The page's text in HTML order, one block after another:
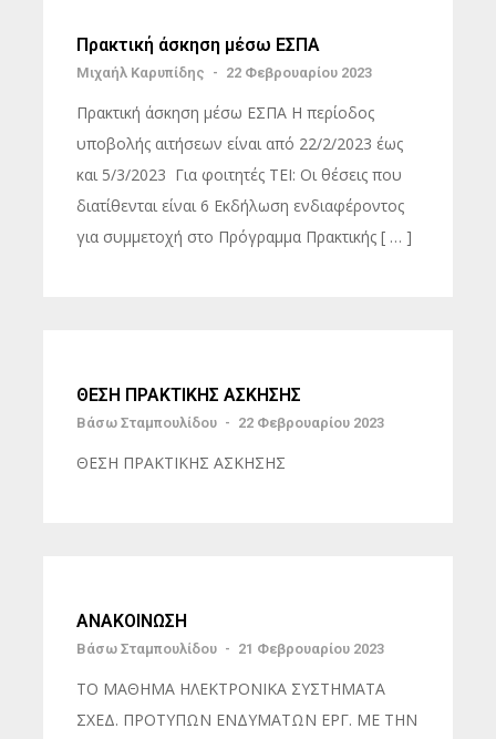
Πρακτική άσκηση μέσω ΕΣΠΑ
Μιχαήλ Καρυπίδης - 22 Φεβρουαρίου 2023
Πρακτική άσκηση μέσω ΕΣΠΑ Η περίοδος
υποβολής αιτήσεων είναι από 22/2/2023 έως
και 5/3/2023 Για φοιτητές ΤΕΙ: Οι θέσεις που
διατίθενται είναι 6 Εκδήλωση ενδιαφέροντος
για συμμετοχή στο Πρόγραμμα Πρακτικής [ … ]
ΘΕΣΗ ΠΡΑΚΤΙΚΗΣ ΑΣΚΗΣΗΣ
Βάσω Σταμπουλίδου - 22 Φεβρουαρίου 2023
ΘΕΣΗ ΠΡΑΚΤΙΚΗΣ ΑΣΚΗΣΗΣ
ΑΝΑΚΟΙΝΩΣΗ
Βάσω Σταμπουλίδου - 21 Φεβρουαρίου 2023
ΤΟ ΜΑΘΗΜΑ ΗΛΕΚΤΡΟΝΙΚΑ ΣΥΣΤΗΜΑΤΑ
ΣΧΕΔ. ΠΡΟΤΥΠΩΝ ΕΝΔΥΜΑΤΩΝ ΕΡΓ. ΜΕ ΤΗΝ